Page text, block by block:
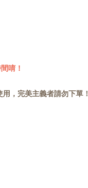
唷！
，完美主義者請勿下單！